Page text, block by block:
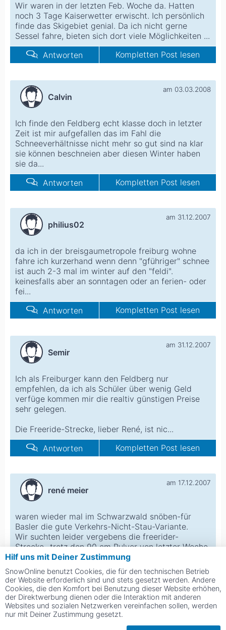
Wir waren in der letzten Feb. Woche da. Hatten
noch 3 Tage Kaiserwetter erwischt. Ich persönlich
finde das Skigebiet genial. Da ich nicht gerne
Sessel fahre, bieten sich dort viele Möglichkeiten ...
Antworten
Kompletten Post lesen
Calvin
am 03.03.2008
Ich finde den Feldberg echt klasse doch in letzter
Zeit ist mir aufgefallen das im Fahl die
Schneeverhältnisse nicht mehr so gut sind na klar
sie können beschneien aber diesen Winter haben
sie da...
Antworten
Kompletten Post lesen
philius02
am 31.12.2007
da ich in der breisgaumetropole freiburg wohne
fahre ich kurzerhand wenn denn "gführiger" schnee
ist auch 2-3 mal im winter auf den "feldi".
keinesfalls aber an sonntagen oder an ferien- oder
fei...
Antworten
Kompletten Post lesen
Semir
am 31.12.2007
Ich als Freiburger kann den Feldberg nur
empfehlen, da ich als Schüler über wenig Geld
verfüge kommen mir die realtiv günstigen Preise
sehr gelegen.
Die Freeride-Strecke, lieber René, ist nic...
Antworten
Kompletten Post lesen
rené meier
am 17.12.2007
waren wieder mal im Schwarzwald snöben-für
Basler die gute Verkehrs-Nicht-Stau-Variante.
Wir suchten leider vergebens die freerider-
Strecke...trotz den 90 cm Pulver von letzter Woche.
Internet gi...
Antworten
Kompletten Post lesen
Volker H.
am 21.11.2007
Hilf uns mit Deiner Zustimmung
SnowOnline benutzt Cookies, die für den technischen Betrieb
der Website erforderlich sind und stets gesetzt werden. Andere
Cookies, die den Komfort bei Benutzung dieser Website erhöhen,
der Direktwerbung dienen oder die Interaktion mit anderen
Websites und sozialen Netzwerken vereinfachen sollen, werden
nur mit Deiner Zustimmung gesetzt.